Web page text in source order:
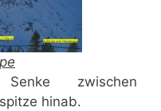
zwischen
hinab.